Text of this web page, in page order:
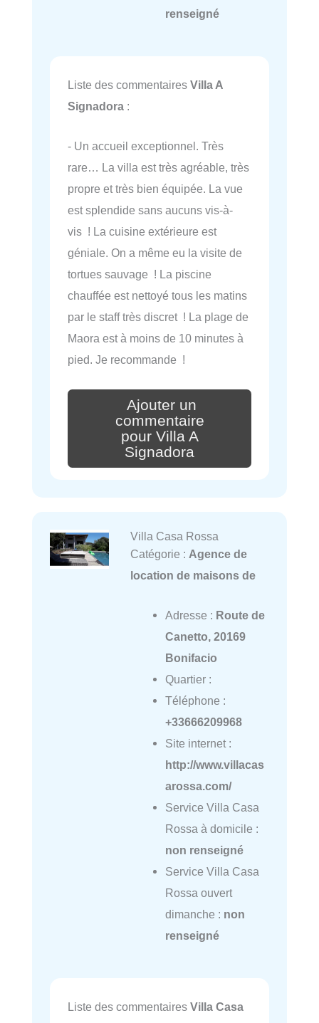
renseigné
Liste des commentaires Villa A
Signadora :
- Un accueil exceptionnel. Très
rare… La villa est très agréable, très
propre et très bien équipée. La vue
est splendide sans aucuns vis-à-
vis ! La cuisine extérieure est
géniale. On a même eu la visite de
tortues sauvage ! La piscine
chauffée est nettoyé tous les matins
par le staff très discret ! La plage de
Maora est à moins de 10 minutes à
pied. Je recommande !
Ajouter un
commentaire
pour Villa A
Signadora
Villa Casa Rossa
Catégorie : Agence de
location de maisons de
Adresse : Route de
Canetto, 20169
Bonifacio
Quartier :
Téléphone :
+33666209968
Site internet :
http://www.villacas
arossa.com/
Service Villa Casa
Rossa à domicile :
non renseigné
Service Villa Casa
Rossa ouvert
dimanche : non
renseigné
Liste des commentaires Villa Casa